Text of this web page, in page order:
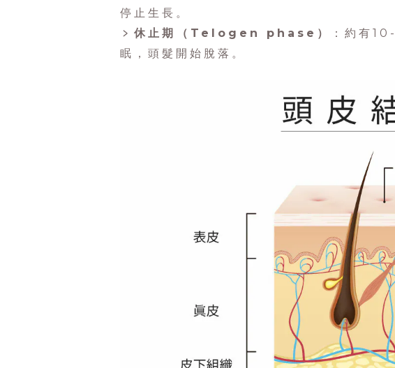
停止生長。
﹥休止期（Telogen phase）
：約有
眠，頭髮開始脫落。